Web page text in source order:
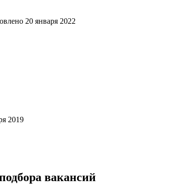
20 января 2022
2019
вакансий